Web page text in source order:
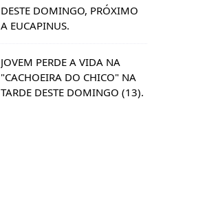
DESTE DOMINGO, PRÓXIMO
A EUCAPINUS.
JOVEM PERDE A VIDA NA
"CACHOEIRA DO CHICO" NA
TARDE DESTE DOMINGO (13).